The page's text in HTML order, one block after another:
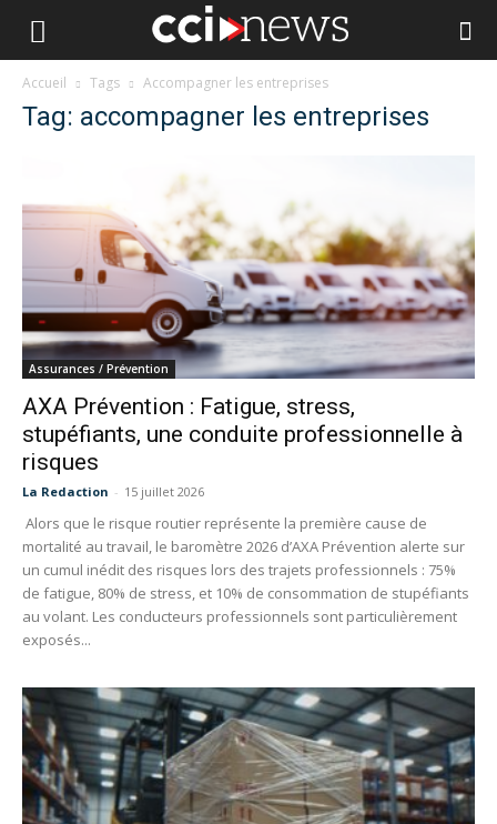
Accueil Tags Accompagner les entreprises
Tag: accompagner les entreprises
Assurances / Prévention
AXA Prévention : Fatigue, stress,
stupéfiants, une conduite professionnelle à
risques
La Redaction - 15 juillet 2026
Alors que le risque routier représente la première cause de
mortalité au travail, le baromètre 2026 d’AXA Prévention alerte sur
un cumul inédit des risques lors des trajets professionnels : 75%
de fatigue, 80% de stress, et 10% de consommation de stupéfiants
au volant. Les conducteurs professionnels sont particulièrement
exposés...